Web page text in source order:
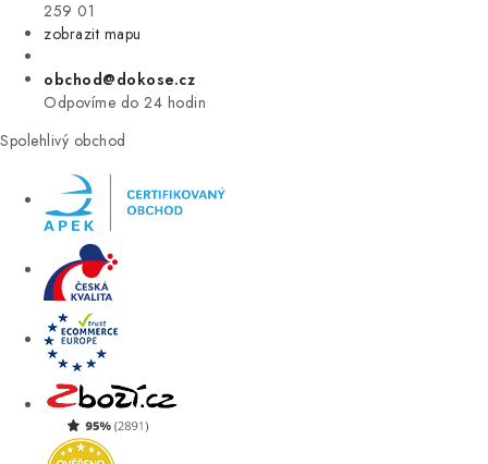
259 01
zobrazit mapu
obchod@dokose.cz
Odpovíme do 24 hodin
Spolehlivý obchod
ZNAČKY
Úvod Kontakt Blog
Moje objednávka